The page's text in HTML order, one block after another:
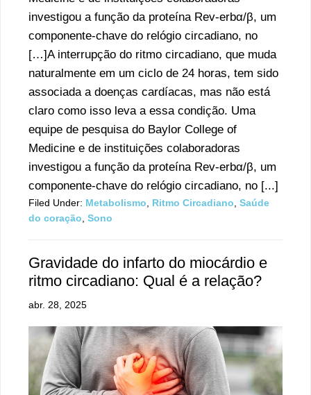
investigou a função da proteína Rev-erbα/β, um
componente-chave do relógio circadiano, no
[…]A interrupção do ritmo circadiano, que muda
naturalmente em um ciclo de 24 horas, tem sido
associada a doenças cardíacas, mas não está
claro como isso leva a essa condição. Uma
equipe de pesquisa do Baylor College of
Medicine e de instituições colaboradoras
investigou a função da proteína Rev-erbα/β, um
componente-chave do relógio circadiano, no [...]
Filed Under: Metabolismo Ritmo Circadiano Saúde
do coração Sono
Gravidade do infarto do miocárdio e
ritmo circadiano: Qual é a relação?
abr. 28, 2025